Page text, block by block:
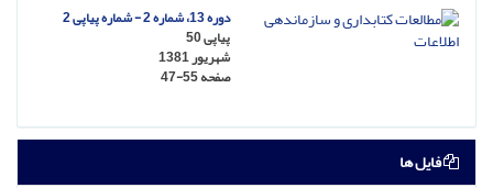
دوره 13، شماره 2 - شماره پیاپی 2
پیاپی 50
شهریور 1381
صفحه47-55
فایل ها